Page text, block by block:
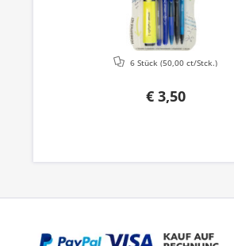
€ 3,50
6 Stück(50,00 ct/Stck.)